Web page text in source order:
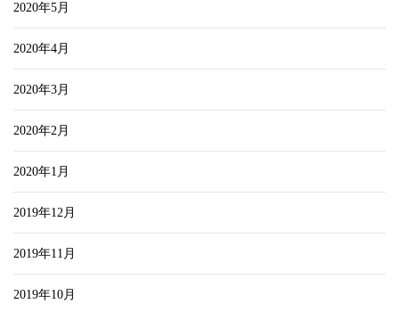
2020年5月
2020年4月
2020年3月
2020年2月
2020年1月
2019年12月
2019年11月
2019年10月